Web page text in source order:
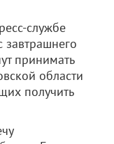
службе
завтрашнего
принимать
области
получить